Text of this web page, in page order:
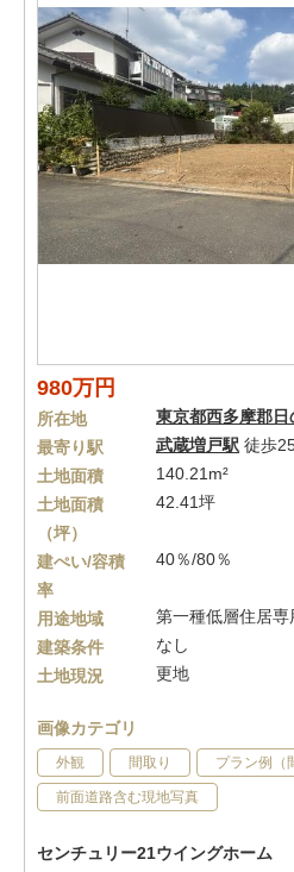
980万円
所在地 東京都西多摩郡日
最寄り駅
武蔵増戸駅 徒歩
土地面積
140.21m²
土地面積
（坪）
42.41坪
建ぺい/容積
率
40％/80％
用途地域
第一種低層住居専
建築条件
なし
土地現況
更地
画像カテゴリ
外観 間取り プラン例（
前面道路含む現地写真
センチュリー21ウイングホーム